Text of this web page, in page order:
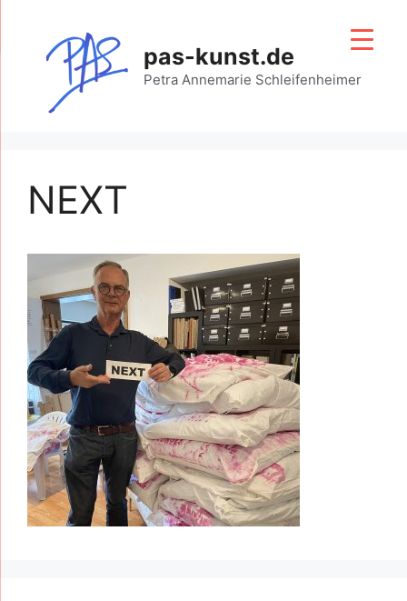
springen
pas-kunst.de
Petra Annemarie Schleifenheimer
NEXT